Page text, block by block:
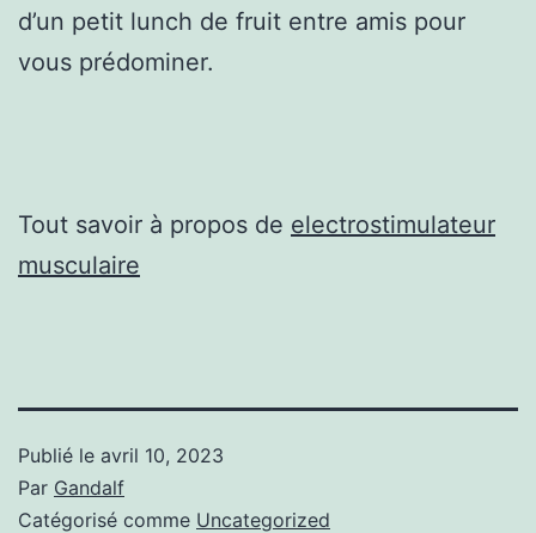
d’un petit lunch de fruit entre amis pour
vous prédominer.
Tout savoir à propos de electrostimulateur
musculaire
Publié le avril 10, 2023
Par Gandalf
Catégorisé comme Uncategorized